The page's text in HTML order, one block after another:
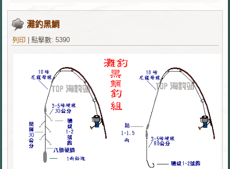
灘釣黑鯛
列印 |點擊數: 5390